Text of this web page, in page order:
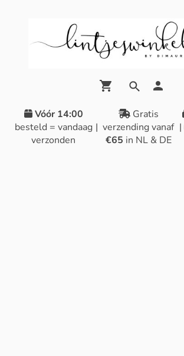
Vóór 14:00
besteld = vandaag
verzonden
|
Gratis
verzending vanaf
€65 in NL & DE
|